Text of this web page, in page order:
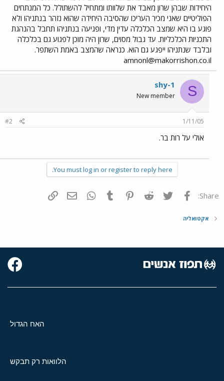
היחידות שבהן שרון מאבד את שלוותו ומתחיל להשתולל. כל המנתחים
הפוליטיים שאני מכיר העריכו שהסיבה היחידה שהוא נזהר בנתניהו ולא
פוגע בו היא שמצב הכלכלה עדין מדי, ופגיעה בנתניהו תחבל בהנהגת
התכניות הכלכליות. עד גבול מסוים, שרון היה מוכן לפגוע גם בכלכלה
ובלבד שנתניהו ייפגע גם הוא. כנראה שהמצב באמת השתפר.
amnonl@makorrishon.co.il
S
shy-1
New member
1/11/05
#2
אולי על רות בר.
You must log in or register to reply here.
Share: פייסבוק Twitter
Reddit
Pinterest
Tumblr
WhatsAppדואר אלקטרוני
אקטואליה
האח הגדול
הלוואות רק תבקש